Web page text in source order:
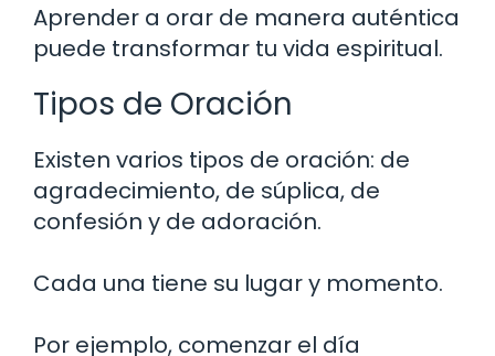
Aprender a orar de manera auténtica
puede transformar tu vida espiritual.
Tipos de Oración
Existen varios tipos de oración: de
agradecimiento, de súplica, de
confesión y de adoración.
Cada una tiene su lugar y momento.
Por ejemplo, comenzar el día